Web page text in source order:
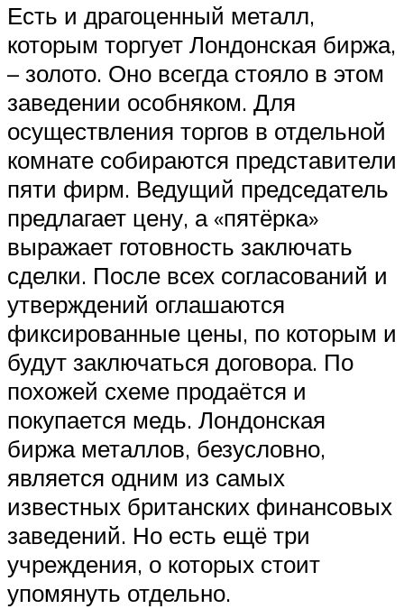
Есть и драгоценный металл,
которым торгует Лондонская биржа,
– золото. Оно всегда стояло в этом
заведении особняком. Для
осуществления торгов в отдельной
комнате собираются представители
пяти фирм. Ведущий председатель
предлагает цену, а «пятёрка»
выражает готовность заключать
сделки. После всех согласований и
утверждений оглашаются
фиксированные цены, по которым и
будут заключаться договора. По
похожей схеме продаётся и
покупается медь. Лондонская
биржа металлов, безусловно,
является одним из самых
известных британских финансовых
заведений. Но есть ещё три
учреждения, о которых стоит
упомянуть отдельно.